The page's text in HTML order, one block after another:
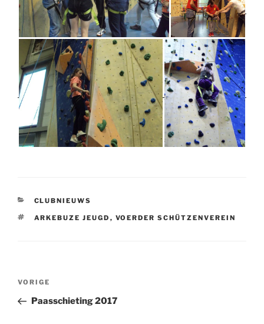
CATEGORIEËN
CLUBNIEUWS
TAGS
ARKEBUZE JEUGD , VOERDER SCHÜTZENVEREIN
Bericht
Vorig
bericht
VORIGE
Paasschieting 2017